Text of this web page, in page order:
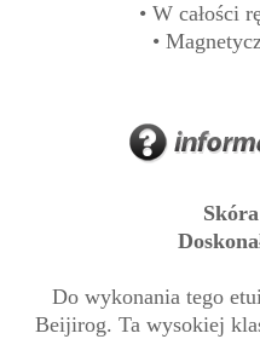
• W całości
•
Do wykonania tego
Beijirog. Ta wysokiej